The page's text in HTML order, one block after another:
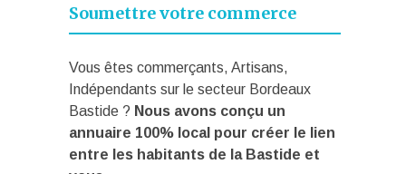
Soumettre votre commerce
Vous êtes commerçants, Artisans,
Indépendants sur le secteur Bordeaux
Bastide ? Nous avons conçu un
annuaire 100% local pour créer le lien
entre les habitants de la Bastide et